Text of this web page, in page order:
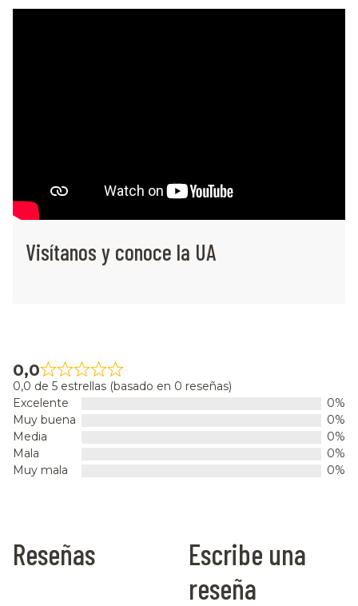
Visítanos y conoce la UA
0,0
0,0 de 5 estrellas (basado en 0 reseñas)
Excelente
0%
Muy buena
0%
Media
0%
Mala
0%
Muy mala
0%
Reseñas
Escribe una
reseña